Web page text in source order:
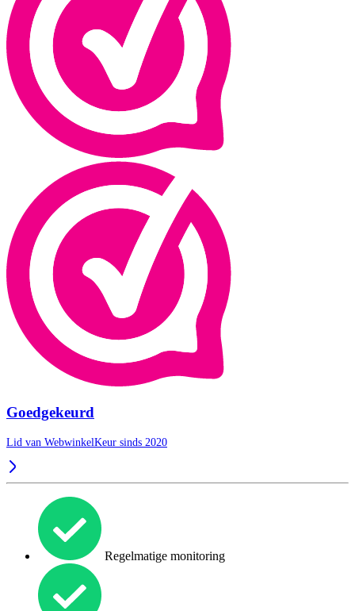
Goedgekeurd
Lid van WebwinkelKeur sinds 2020
Regelmatige monitoring